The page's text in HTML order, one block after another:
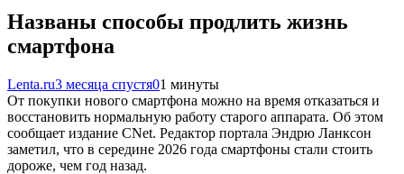
Названы способы продлить жизнь
смартфона
Lenta.ru3 месяца спустя01 минуты
От покупки нового смартфона можно на время отказаться и
восстановить нормальную работу старого аппарата. Об этом
сообщает издание CNet. Редактор портала Эндрю Ланксон
заметил, что в середине 2026 года смартфоны стали стоить
дороже, чем год назад.